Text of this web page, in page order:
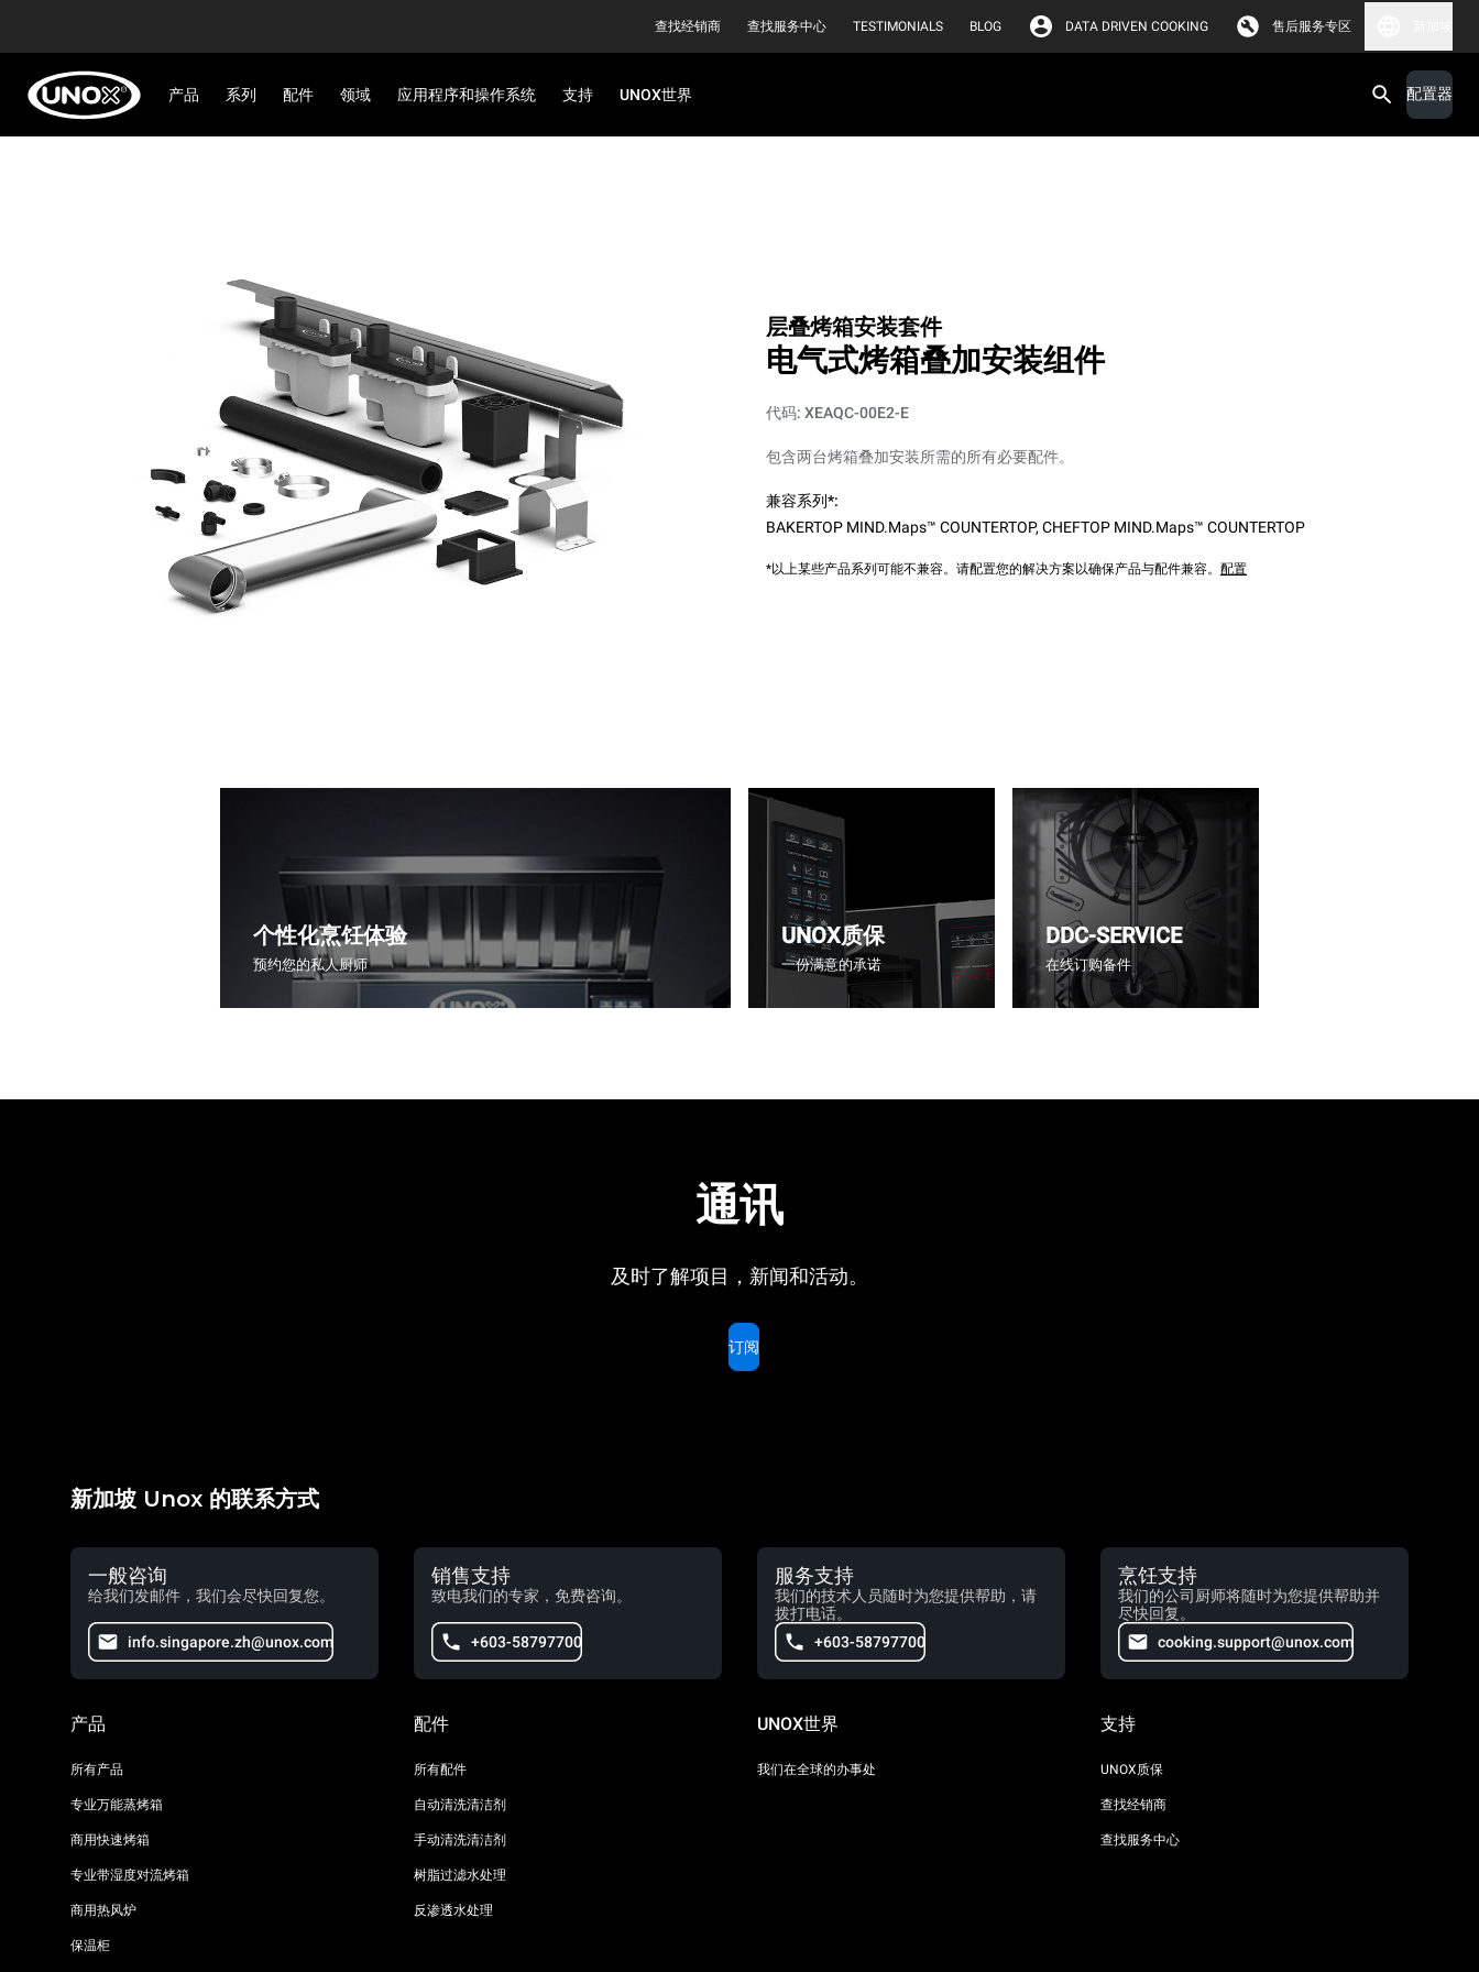
查找经销商 查找服务中心 TESTIMONIALS BLOG DATA DRIVEN COOKING 售后服务专区
产品 系列 配件 领域 应用程序和操作系统 支持 UNOX世界 配置器
层叠烤箱安装套件
电气式烤箱叠加安装组件
代码: XEAQC-00E2-E
包含两台烤箱叠加安装所需的所有必要配件。
兼容系列*:
BAKERTOP MIND.Maps™ COUNTERTOP, CHEFTOP MIND.Maps™ COUNTERTOP
*以上某些产品系列可能不兼容。请配置您的解决方案以确保产品与配件兼容。 配置
个性化烹饪体验
预约您的私人厨师
UNOX质保
一份满意的承诺
DDC-SERVICE
在线订购备件
通讯
及时了解项目，新闻和活动。
订阅
新加坡 Unox 的联系方式
一般咨询
给我们发邮件，我们会尽快回复您。
info.singapore.zh@unox.com
销售支持
致电我们的专家，免费咨询。
+603-58797700
服务支持
我们的技术人员随时为您提供帮助，请
拨打电话。
+603-58797700
烹饪支持
我们的公司厨师将随时为您提供帮助并
尽快回复。
cooking.support@unox.com
产品
所有产品
专业万能蒸烤箱
商用快速烤箱
专业带湿度对流烤箱
商用热风炉
保温柜
配件
所有配件
自动清洗清洁剂
手动清洗清洁剂
树脂过滤水处理
反渗透水处理
UNOX世界
我们在全球的办事处
支持
UNOX质保
查找经销商
查找服务中心